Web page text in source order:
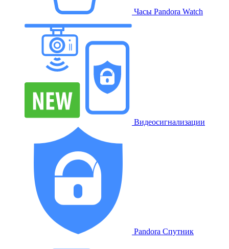
Часы Pandora Watch
Видеосигнализации
Pandora Спутник